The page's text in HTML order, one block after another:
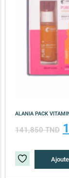
ALANIA PACK
141,850TND